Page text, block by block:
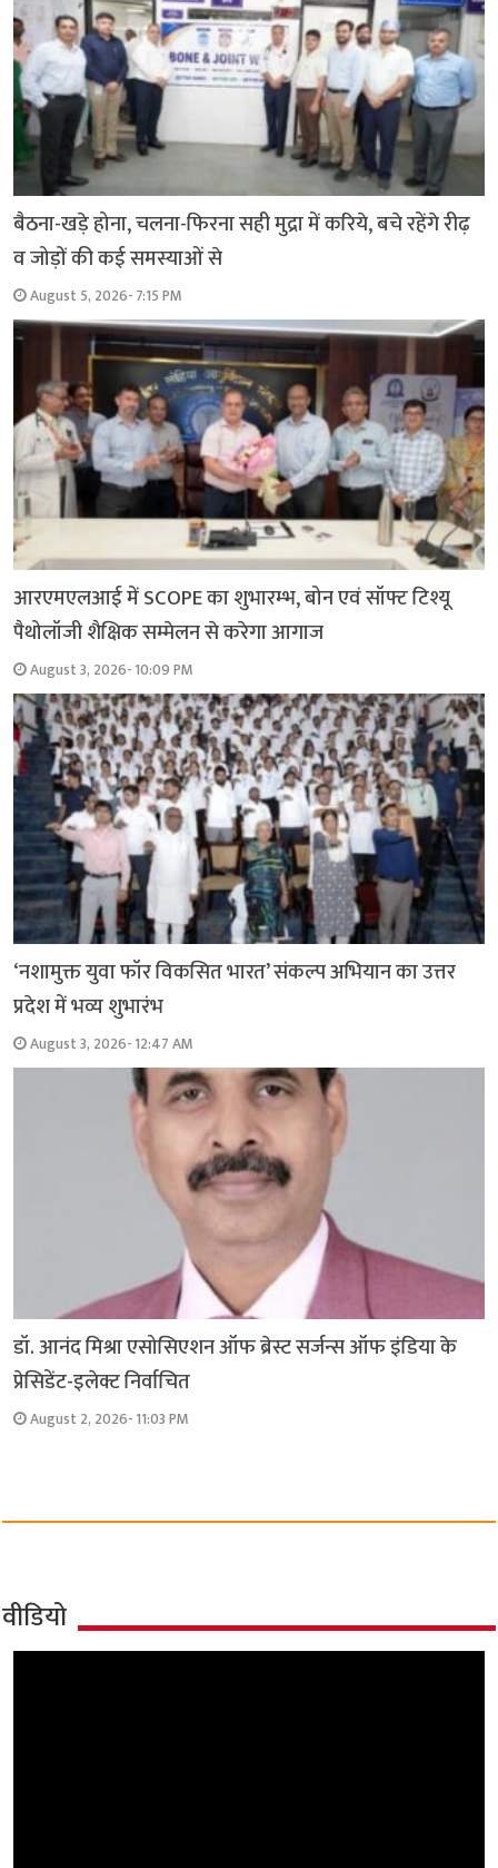
बैठना-खड़े होना, चलना-फिरना सही मुद्रा में करिये, बचे रहेंगे रीढ़
व जोड़ों की कई समस्याओं से
August 5, 2026- 7:15 PM
आरएमएलआई में SCOPE का शुभारम्भ, बोन एवं सॉफ्ट टिश्यू
पैथोलॉजी शैक्षिक सम्मेलन से करेगा आगाज
August 3, 2026- 10:09 PM
‘नशामुक्त युवा फॉर विकसित भारत’ संकल्प अभियान का उत्तर
प्रदेश में भव्य शुभारंभ
August 3, 2026- 12:47 AM
डॉ. आनंद मिश्रा एसोसिएशन ऑफ ब्रेस्ट सर्जन्स ऑफ इंडिया के
प्रेसिडेंट-इलेक्ट निर्वाचित
August 2, 2026- 11:03 PM
वीडियो